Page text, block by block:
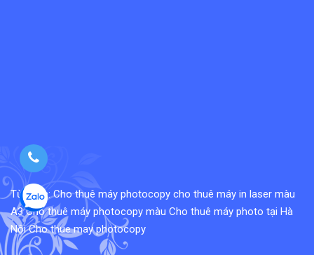
Từ khóa:Cho thuê máy photocopy cho thuê máy in laser màu
A3 Cho thuê máy photocopy màu Cho thuê máy photo tại Hà
Nội Cho thue may photocopy